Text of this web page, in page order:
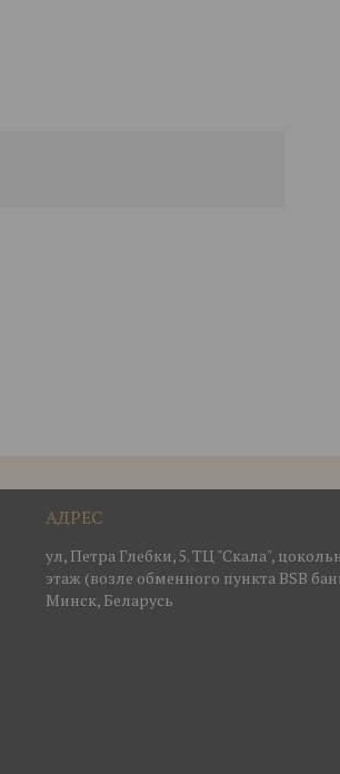
ул, Петра Глебки, 5. ТЦ "Скала",
этаж (возле обменного пункта BSB
Минск, Беларусь